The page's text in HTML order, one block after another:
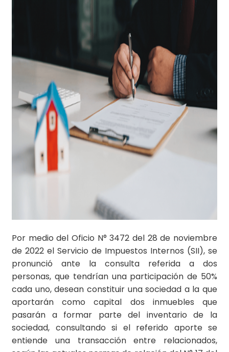
Por medio del Oficio N° 3472 del 28 de noviembre
de 2022 el Servicio de Impuestos Internos (SII), se
pronunció ante la consulta referida a dos
personas, que tendrían una participación de 50%
cada uno, desean constituir una sociedad a la que
aportarán como capital dos inmuebles que
pasarán a formar parte del inventario de la
sociedad, consultando si el referido aporte se
entiende una transacción entre relacionados,